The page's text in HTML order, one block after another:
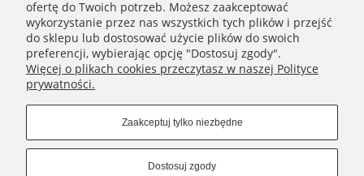
przetwarzanie Twoich danych osobowych zgodnie z
Polityką prywatności oraz otrzymywanie drogą
elektroniczną informacji handlowej zgodnie z
Regulaminem Newslettera.
REGULAMINY
ofertę do Twoich potrzeb. Możesz zaakceptować
wykorzystanie przez nas wszystkich tych plików i przejść
do sklepu lub dostosować użycie plików do swoich
preferencji, wybierając opcję "Dostosuj zgody".
Więcej o plikach cookies przeczytasz w naszej Polityce
prywatności.
Zaakceptuj tylko niezbędne
Dostosuj zgody